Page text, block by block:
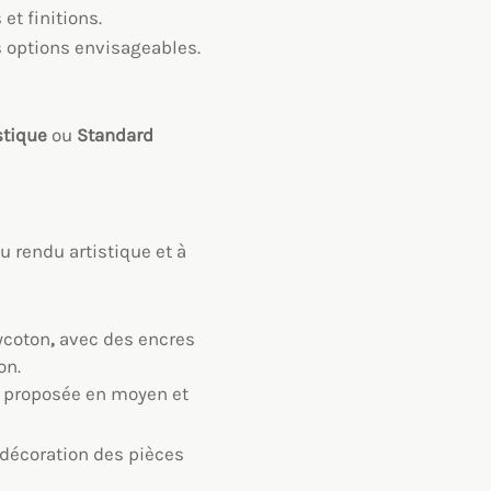
et finitions.
envisageables.
ou Standard
rendu artistique et à
,avec des encres
en moyen et
des pièces